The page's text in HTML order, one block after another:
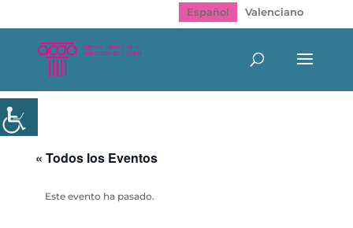
Español Valenciano
« Todos los Eventos
Este evento ha pasado.